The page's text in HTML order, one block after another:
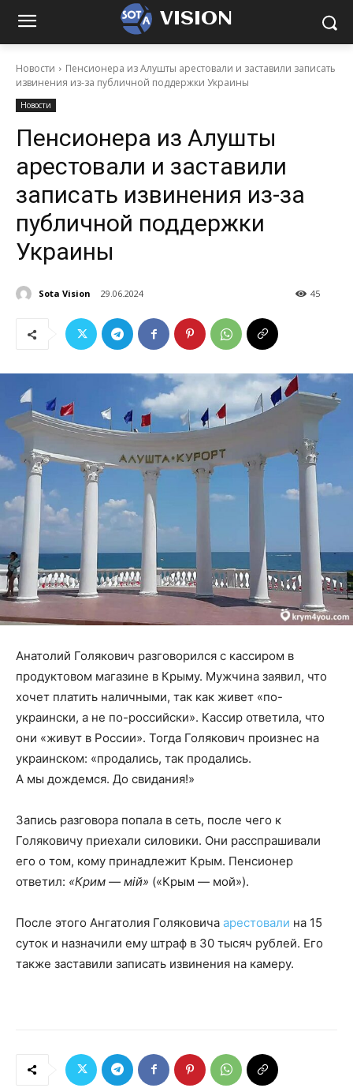
VISION
Новости
Пенсионера из Алушты арестовали и заставили записать
извинения из-за публичной поддержки Украины
Новости
Пенсионера из Алушты
арестовали и заставили
записать извинения из-за
публичной поддержки
Украины
Sota Vision 29.06.2024 45
Анатолий Голякович разговорился с кассиром в
продуктовом магазине в Крыму. Мужчина заявил, что
хочет платить наличными, так как живет «по-
украински, а не по-российски». Кассир ответила, что
они «живут в России». Тогда Голякович произнес на
украинском: «продались, так продались.
А мы дождемся. До свидания!»
Запись разговора попала в сеть, после чего к
Голяковичу приехали силовики. Они расспрашивали
его о том, кому принадлежит Крым. Пенсионер
ответил: «Крим — мій» («Крым — мой»).
После этого Ангатолия Голяковича арестовали на 15
суток и назначили ему штраф в 30 тысяч рублей. Его
также заставили записать извинения на камеру.